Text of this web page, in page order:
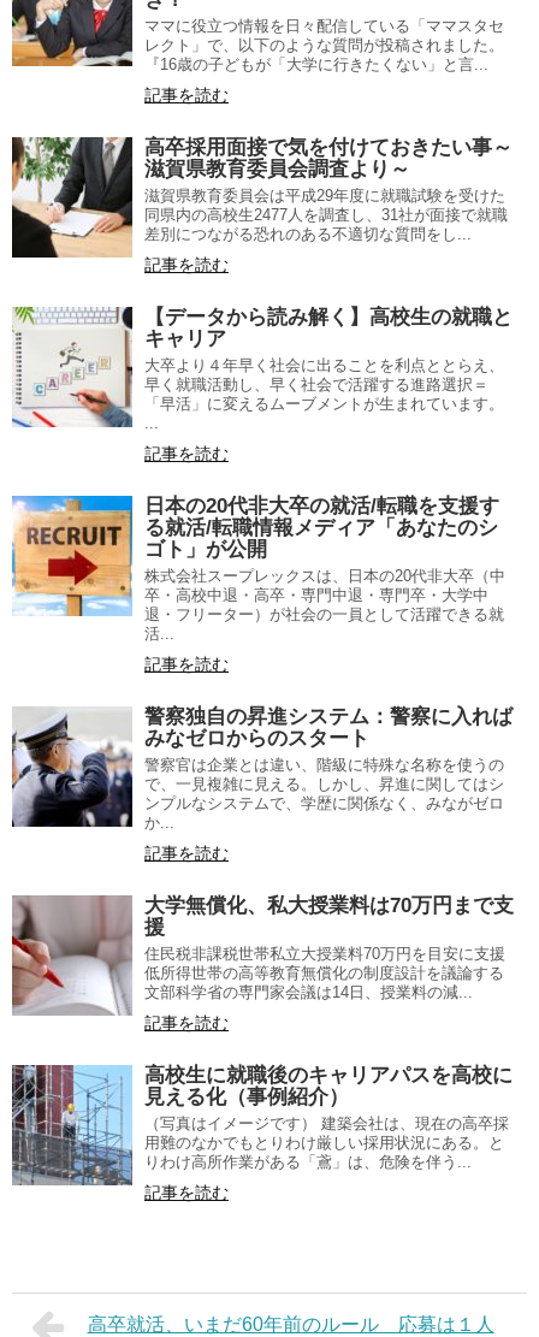
ママに役立つ情報を日々配信している「ママスタセ
レクト」で、以下のような質問が投稿されました。
『16歳の子どもが「大学に行きたくない」と言...
記事を読む
高卒採用面接で気を付けておきたい事～
滋賀県教育委員会調査より～
滋賀県教育委員会は平成29年度に就職試験を受けた
同県内の高校生2477人を調査し、31社が面接で就職
差別につながる恐れのある不適切な質問をし...
記事を読む
【データから読み解く】高校生の就職と
キャリア
大卒より４年早く社会に出ることを利点ととらえ、
早く就職活動し、早く社会で活躍する進路選択＝
「早活」に変えるムーブメントが生まれています。
...
記事を読む
日本の20代非大卒の就活/転職を支援す
る就活/転職情報メディア「あなたのシ
ゴト」が公開
株式会社スープレックスは、日本の20代非大卒（中
卒・高校中退・高卒・専門中退・専門卒・大学中
退・フリーター）が社会の一員として活躍できる就
活...
記事を読む
警察独自の昇進システム：警察に入れば
みなゼロからのスタート
警察官は企業とは違い、階級に特殊な名称を使うの
で、一見複雑に見える。しかし、昇進に関してはシ
ンプルなシステムで、学歴に関係なく、みながゼロ
か...
記事を読む
大学無償化、私大授業料は70万円まで支
援
住民税非課税世帯私立大授業料70万円を目安に支援
低所得世帯の高等教育無償化の制度設計を議論する
文部科学省の専門家会議は14日、授業料の減...
記事を読む
高校生に就職後のキャリアパスを高校に
見える化（事例紹介）
（写真はイメージです） 建築会社は、現在の高卒採
用難のなかでもとりわけ厳しい採用状況にある。と
りわけ高所作業がある「鳶」は、危険を伴う...
記事を読む
高卒就活、いまだ60年前のルール 応募は１人